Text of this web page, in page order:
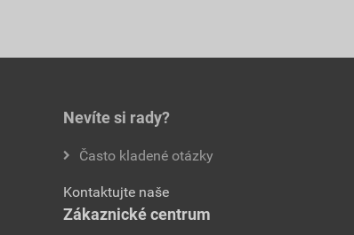
Nevíte si rady?
Často kladené otázky
Kontaktujte naše
Zákaznické centrum